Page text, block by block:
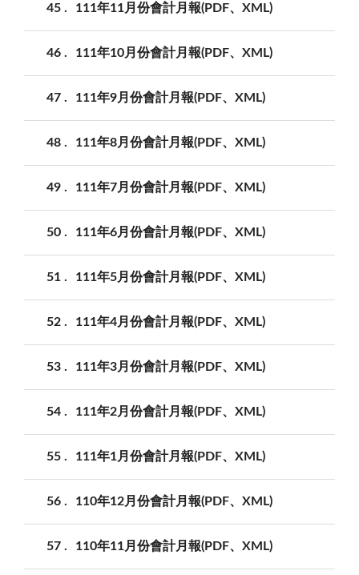
45 111年11月份會計月報(PDF、XML)
46 111年10月份會計月報(PDF、XML)
47 111年9月份會計月報(PDF、XML)
48 111年8月份會計月報(PDF、XML)
49 111年7月份會計月報(PDF、XML)
50 111年6月份會計月報(PDF、XML)
51 111年5月份會計月報(PDF、XML)
52 111年4月份會計月報(PDF、XML)
53 111年3月份會計月報(PDF、XML)
54 111年2月份會計月報(PDF、XML)
55 111年1月份會計月報(PDF、XML)
56 110年12月份會計月報(PDF、XML)
57 110年11月份會計月報(PDF、XML)